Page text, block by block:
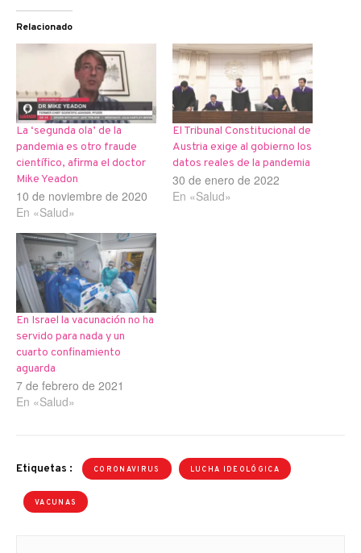
Relacionado
La ‘segunda ola’ de la
pandemia es otro fraude
científico, afirma el doctor
Mike Yeadon
10 de noviembre de 2020
En «Salud»
El Tribunal Constitucional de
Austria exige al gobierno los
datos reales de la pandemia
30 de enero de 2022
En «Salud»
En Israel la vacunación no ha
servido para nada y un
cuarto confinamiento
aguarda
7 de febrero de 2021
En «Salud»
Etiquetas : CORONAVIRUS LUCHA IDEOLÓGICA
VACUNAS